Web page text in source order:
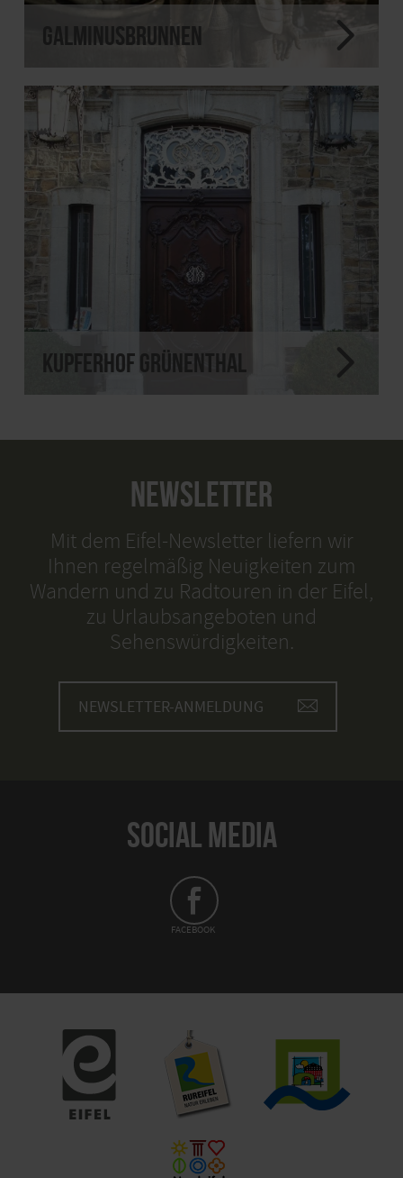
Galminusbrunnen
Kupferhof Grünenthal
NEWSLETTER
Mit dem Eifel-Newsletter liefern wir
Ihnen regelmäßig Neuigkeiten zum
Wandern und zu Radtouren in der Eifel,
zu Urlaubsangeboten und
Sehenswürdigkeiten.
NEWSLETTER-ANMELDUNG
SOCIAL MEDIA
FACEBOOK